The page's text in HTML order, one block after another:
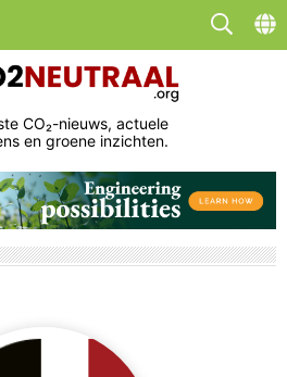
CO₂-nieuws, actuele
en groene inzichten.